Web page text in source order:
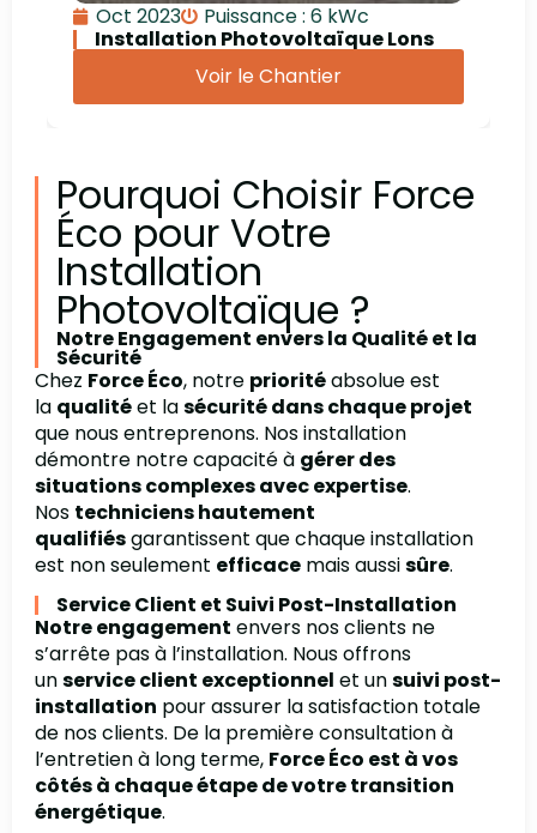
Oct 2023
Puissance : 6 kWc
Installation Photovoltaïque Lons
Voir le Chantier
Pourquoi Choisir Force
Éco pour Votre
Installation
Photovoltaïque ?
Notre Engagement envers la Qualité et la
Sécurité
Chez Force Éco, notre prioritéabsolue est
la qualitéet lasécurité dans chaque projet
que nous entreprenons. Nos installation
démontre notre capacité à gérer des
situations complexes avec expertise.
Nos techniciens hautement
qualifiésgarantissent que chaque installation
est non seulement efficacemais aussisûre.
Service Client et Suivi Post-Installation
Notre engagement envers nos clients ne
s’arrête pas à l’installation. Nous offrons
unservice client exceptionnel et unsuivi post-
installation pour assurer la satisfaction totale
de nos clients. De la première consultation à
l’entretien à long terme, Force Éco est à vos
côtés à chaque étape de votre transition
énergétique.